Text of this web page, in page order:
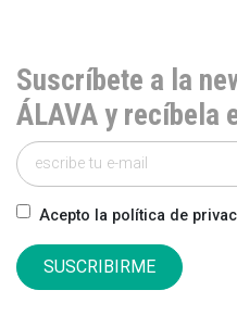
Suscríbete a la
ÁLAVA y recíbela
Acepto la política de
SUSCRIBIRME